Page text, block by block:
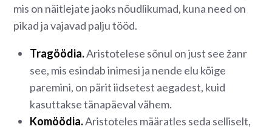
mis on näitlejate jaoks nõudlikumad, kuna need on
pikad ja vajavad palju tööd.
Tragöödia.Aristotelese sõnul on just see žanr
see, mis esindab inimesi ja nende elu kõige
paremini, on pärit iidsetest aegadest, kuid
kasuttakse tänapäeval vähem.
Komöödia.Aristoteles määratles seda selliselt,